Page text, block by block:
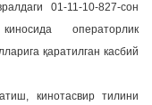
01-11-10-827-сон
операторлик
қаратилган касбий
кинотасвир тилини